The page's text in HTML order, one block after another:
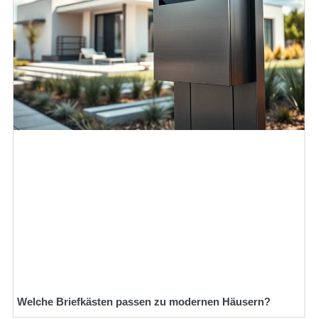
Welche Briefkästen passen zu modernen Häusern?